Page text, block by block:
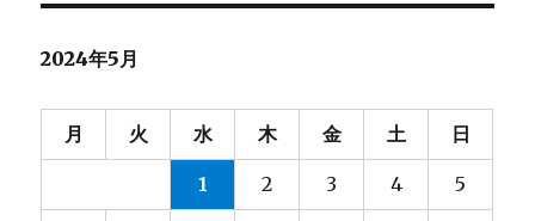
2024年5月
月 火 水 木 金 土 日
1 2 3 4 5